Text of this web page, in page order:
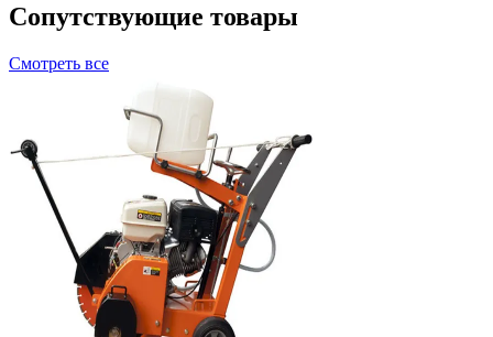
Сопутствующие товары
Смотреть все